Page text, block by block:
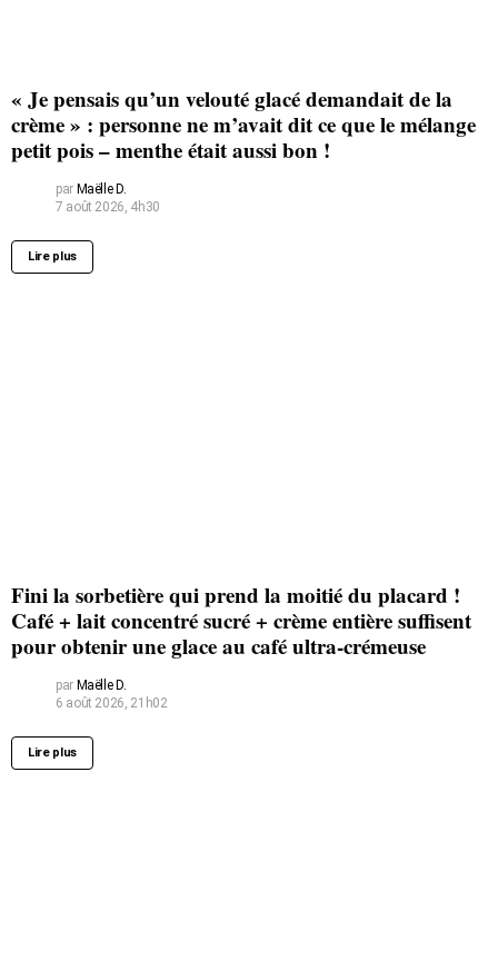
« Je pensais qu’un velouté glacé demandait de la
crème » : personne ne m’avait dit ce que le mélange
petit pois – menthe était aussi bon !
par Maëlle D.
7 août 2026, 4h30
Lire plus
Fini la sorbetière qui prend la moitié du placard !
Café + lait concentré sucré + crème entière suffisent
pour obtenir une glace au café ultra-crémeuse
par Maëlle D.
6 août 2026, 21h02
Lire plus